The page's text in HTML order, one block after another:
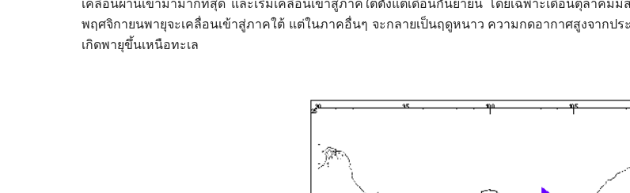
พฤศจิกายนพายุจะเคลื่อนเข้าสู่ภาคใต้ แต่ในภาคอื่นๆ จะกลายเป็นฤดูหนาว ความกดอากาศสูงจากป
เกิดพายุขึ้นเหนือทะเล